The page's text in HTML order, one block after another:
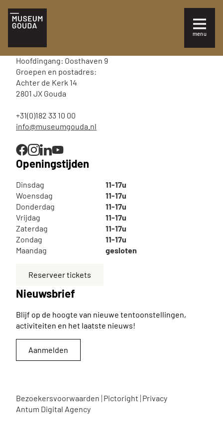
menu
NL
Sluiten
Plan je bezoek
Te zien en te doen
Collectie
Over Museum Gouda
Hoofdingang: Oosthaven 9
Groepen en postadres:
Achter de Kerk 14
2801 JX Gouda
+31(0)182 33 10 00
info@museumgouda.nl
Openingstijden
Dinsdag
11-17u
Woensdag
11-17u
Donderdag
11-17u
Vrijdag
11-17u
Zaterdag
11-17u
Zondag
11-17u
Maandag
gesloten
Reserveer tickets
Nieuwsbrief
Blijf op de hoogte van nieuwe tentoonstellingen,
activiteiten en het laatste nieuws!
Aanmelden
Bezoekersvoorwaarden Pictoright Privacy
Antum Digital Agency